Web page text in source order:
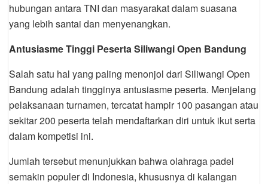
hubungan antara TNI dan masyarakat dalam suasana
yang lebih santai dan menyenangkan.
Antusiasme Tinggi Peserta Siliwangi Open Bandung
Salah satu hal yang paling menonjol dari Siliwangi Open
Bandung adalah tingginya antusiasme peserta. Menjelang
pelaksanaan turnamen, tercatat hampir 100 pasangan atau
sekitar 200 peserta telah mendaftarkan diri untuk ikut serta
dalam kompetisi ini.
Jumlah tersebut menunjukkan bahwa olahraga padel
semakin populer di Indonesia, khususnya di kalangan